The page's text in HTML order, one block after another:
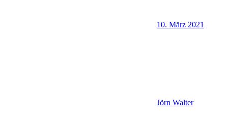
10. März 2021
Jörn Walter